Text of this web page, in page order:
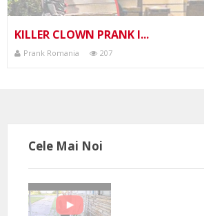
KILLER CLOWN PRANK I...
Prank Romania 207
Cele Mai Noi